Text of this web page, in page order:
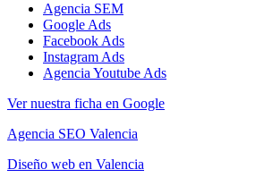
Agencia SEM
Google Ads
Facebook Ads
Instagram Ads
Agencia Youtube Ads
Ver nuestra ficha en Google
Agencia SEO Valencia
Diseño web en Valencia